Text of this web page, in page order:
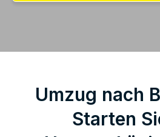
Umzug nach
Starten